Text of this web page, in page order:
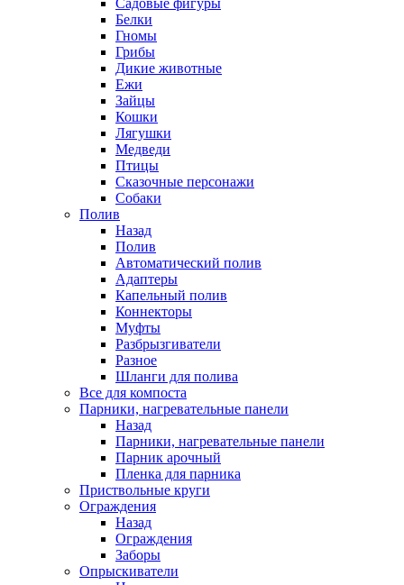
Садовые фигуры
Белки
Гномы
Грибы
Дикие животные
Ежи
Зайцы
Кошки
Лягушки
Медведи
Птицы
Сказочные персонажи
Собаки
Полив
Назад
Полив
Автоматический полив
Адаптеры
Капельный полив
Коннекторы
Муфты
Разбрызгиватели
Разное
Шланги для полива
Все для компоста
Парники, нагревательные панели
Назад
Парники, нагревательные панели
Парник арочный
Пленка для парника
Приствольные круги
Ограждения
Назад
Ограждения
Заборы
Опрыскиватели